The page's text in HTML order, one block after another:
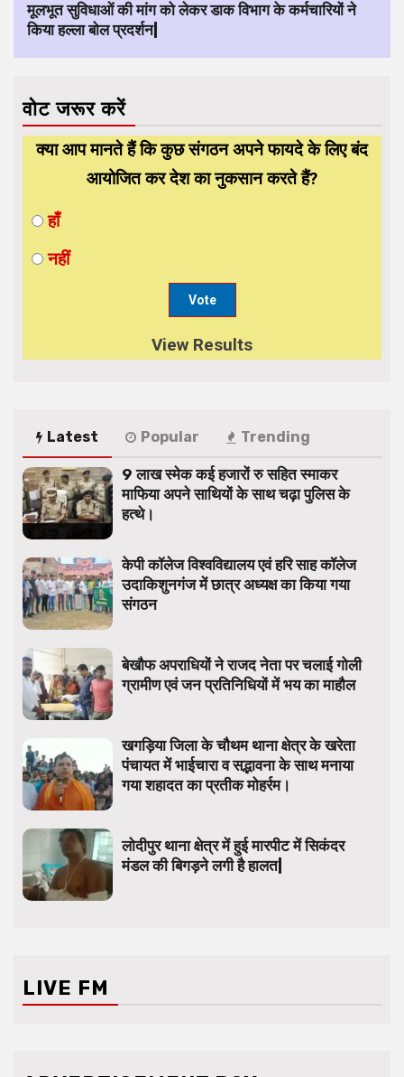
मूलभूत सुविधाओं की मांग को लेकर डाक विभाग के कर्मचारियों ने
किया हल्ला बोल प्रदर्शन|
वोट जरूर करें
क्या आप मानते हैं कि कुछ संगठन अपने फायदे के लिए बंद
आयोजित कर देश का नुकसान करते हैं?
हाँ
नहीं
View Results
Latest Popular Trending
9 लाख स्मेक कई हजारों रु सहित स्माकर
माफिया अपने साथियों के साथ चढ़ा पुलिस के
हत्थे।
केपी कॉलेज विश्वविद्यालय एवं हरि साह कॉलेज
उदाकिशुनगंज में छात्र अध्यक्ष का किया गया
संगठन
बेखौफ अपराधियों ने राजद नेता पर चलाई गोली
ग्रामीण एवं जन प्रतिनिधियों में भय का माहौल
खगड़िया जिला के चौथम थाना क्षेत्र के खरेता
पंचायत में भाईचारा व सद्भावना के साथ मनाया
गया शहादत का प्रतीक मोहर्रम।
लोदीपुर थाना क्षेत्र में हुई मारपीट में सिकंदर
मंडल की बिगड़ने लगी है हालत|
LIVE FM